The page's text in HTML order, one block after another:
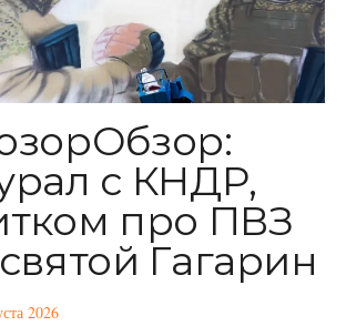
с КНДР,
про ПВЗ
Гагарин
2026